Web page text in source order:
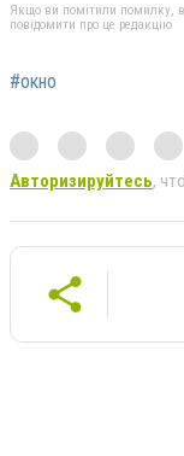
Якщо ви помітили помилку,
повідомити про це редакцію
#окно
Авторизируйтесь,